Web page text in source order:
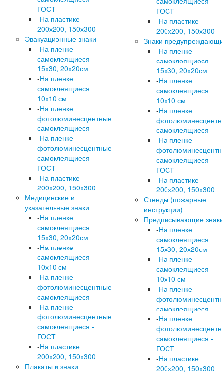
ГОСТ
-На пластике
200х200, 150х300
Эвакуационные знаки
-На пленке
самоклеящиеся
15х30, 20х20см
-На пленке
самоклеящиеся
10х10 см
-На пленке
фотолюминесцентные
самоклеящиеся
-На пленке
фотолюминесцентные
самоклеящиеся -
ГОСТ
-На пластике
200х200, 150х300
Медицинские и
указательные знаки
-На пленке
самоклеящиеся
15х30, 20х20см
-На пленке
самоклеящиеся
10х10 см
-На пленке
фотолюминесцентные
самоклеящиеся
-На пленке
фотолюминесцентные
самоклеящиеся -
ГОСТ
-На пластике
200х200, 150х300
Плакаты и знаки
ГОСТ
-На пластике
200х200, 150х300
Знаки
-На пленке
самоклеящиеся
15х30, 20х20см
-На пленке
самоклеящиеся
10х10 см
-На пленке
самоклеящиеся
-На пленке
самоклеящиеся -
ГОСТ
-На пластике
200х200, 150х300
Стенды (пожарные
инструкции)
Предписывающие
-На пленке
самоклеящиеся
15х30, 20х20см
-На пленке
самоклеящиеся
10х10 см
-На пленке
самоклеящиеся
-На пленке
самоклеящиеся -
ГОСТ
-На пластике
200х200, 150х300